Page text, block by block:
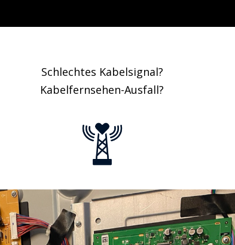
Schlechtes Kabelsignal?
Kabelfernsehen-Ausfall?